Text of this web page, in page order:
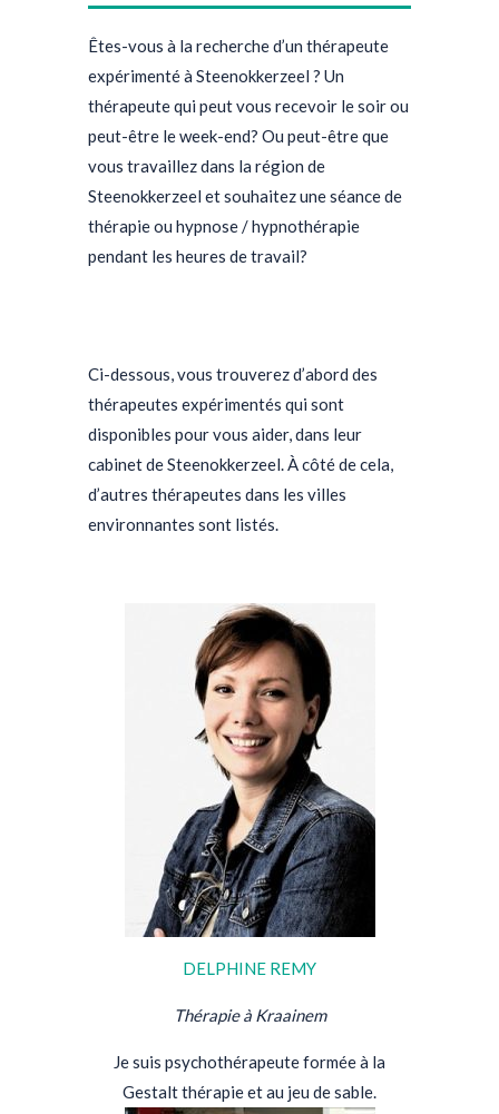
Êtes-vous à la recherche d’un thérapeute
expérimenté à Steenokkerzeel ? Un
thérapeute qui peut vous recevoir le soir ou
peut-être le week-end? Ou peut-être que
vous travaillez dans la région de
Steenokkerzeel et souhaitez une séance de
thérapie ou hypnose / hypnothérapie
pendant les heures de travail?
Ci-dessous, vous trouverez d’abord des
thérapeutes expérimentés qui sont
disponibles pour vous aider, dans leur
cabinet de Steenokkerzeel. À côté de cela,
d’autres thérapeutes dans les villes
environnantes sont listés.
DELPHINE REMY
Thérapie à Kraainem
Je suis psychothérapeute formée à la
Gestalt thérapie et au jeu de sable.